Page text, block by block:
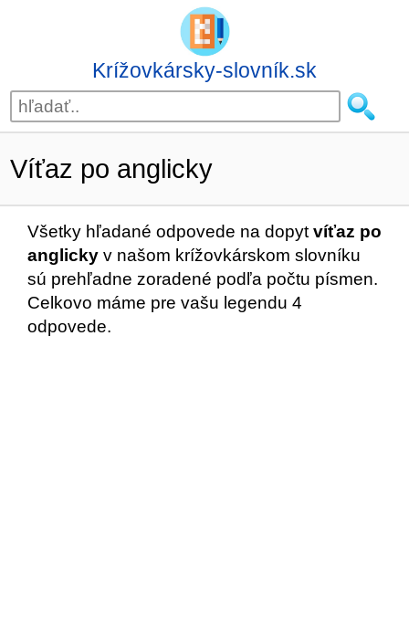
Krížovkársky-slovník.sk
Víťaz po anglicky
Všetky hľadané odpovede na dopyt víťaz po
anglicky v našom krížovkárskom slovníku
sú prehľadne zoradené podľa počtu písmen.
Celkovo máme pre vašu legendu 4
odpovede.